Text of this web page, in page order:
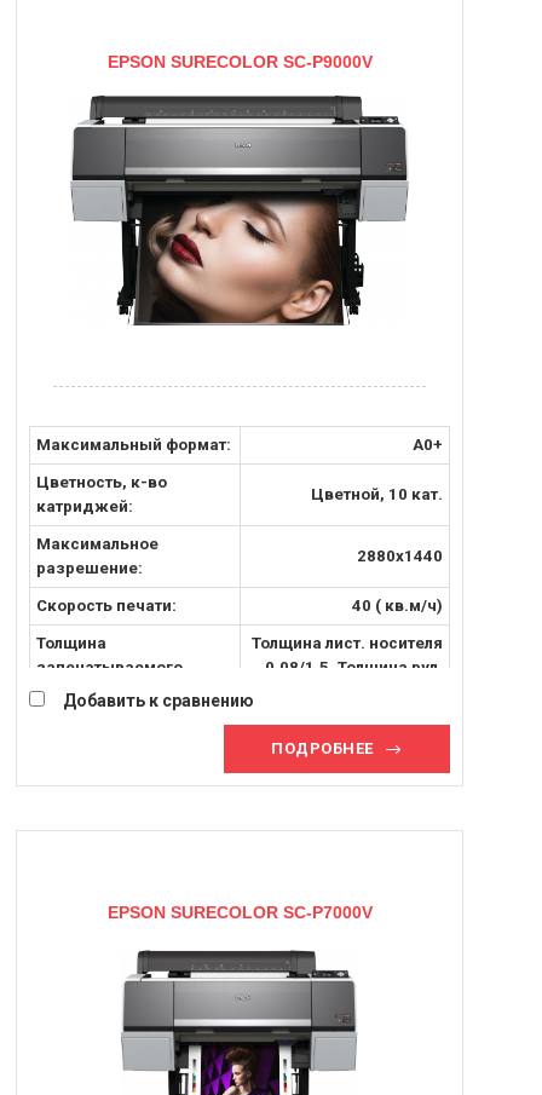
EPSON SURECOLOR SC-P9000V
Максимальный формат: A0+
Цветность, к-во
катриджей:
Цветной, 10 кат.
Максимальное
разрешение:
2880x1440
Скорость печати: 40 ( кв.м/ч)
Толщина
запечатываемого
материала, [мм]:
Толщина лист. носителя
0.08/1.5, Толщина рул.
Листовые и рулонные
носители
Добавить к сравнению
ПОДРОБНЕЕ
EPSON SURECOLOR SC-P7000V